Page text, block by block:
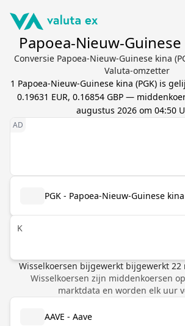
Papoea-Nieuw-Guinese
Conversie Papoea-Nieuw-Guinese kina
Valuta-omzetter
1 Papoea-Nieuw-Guinese kina (PGK) is
0.19631 EUR, 0.16854 GBP —
augustus 2026 om 04:50
PGK - Papoea-Nieuw-Guinese kina
K
Wisselkoersen bijgewerkt bijgewerkt 22
Wisselkoersen zijn middenkoersen
marktdata en worden elk uur
AAVE - Aave